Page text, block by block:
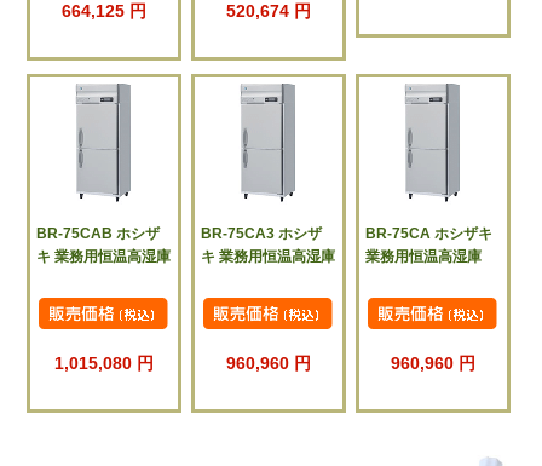
664,125 円 520,674 円
BR-75CAB ホシザ
キ 業務用恒温高湿庫
1,015,080 円
BR-75CA3 ホシザ
キ 業務用恒温高湿庫
960,960 円
BR-75CA ホシザキ
業務用恒温高湿庫
960,960 円